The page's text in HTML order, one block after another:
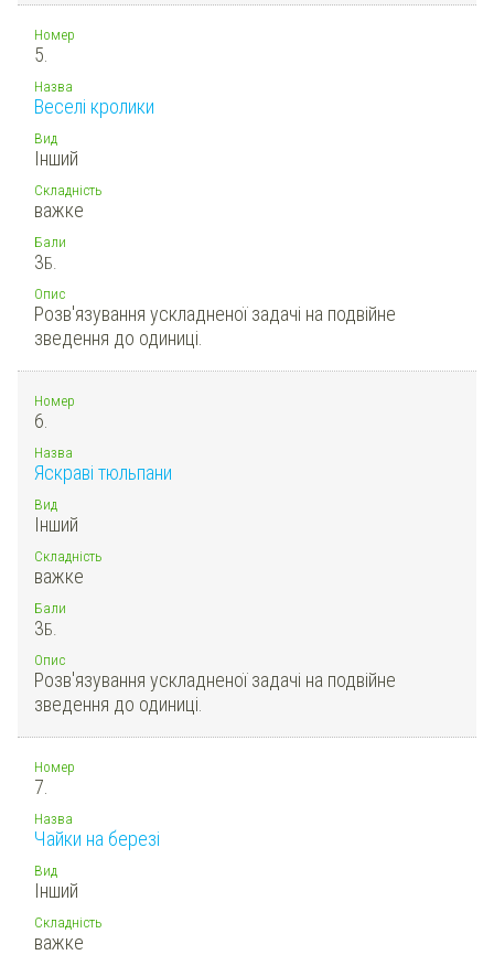
Номер
5.
Назва
Веселі кролики
Вид
Інший
Складність
важке
Бали
3Б.
Опис
Розв'язування ускладненої задачі на подвійне
зведення до одиниці.
Номер
6.
Назва
Яскраві тюльпани
Вид
Інший
Складність
важке
Бали
3Б.
Опис
Розв'язування ускладненої задачі на подвійне
зведення до одиниці.
Номер
7.
Назва
Чайки на березі
Вид
Інший
Складність
важке